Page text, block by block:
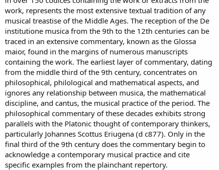
work, represents the most extensive textual tradition of any
musical treastise of the Middle Ages. The reception of the De
institutione musica from the 9th to the 12th centuries can be
traced in an extensive commentary, known as the Glossa
maior, found in the margins of numerous manuscripts
containing the work. The earliest layer of commentary, dating
from the middle third of the 9th century, concentrates on
philosophical, philological and mathematical aspects, and
ignores any relationship between musica, the mathematical
discipline, and cantus, the musical practice of the period. The
philosophical commentary of these decades exhibits strong
parallels with the Platonic thought of contemporary thinkers,
particularly Johannes Scottus Eriugena (d c877). Only in the
final third of the 9th century does the commentary begin to
acknowledge a contemporary musical practice and cite
specific examples from the plainchant repertory.